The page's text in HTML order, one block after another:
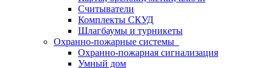
Считыватели
Комплекты СКУД
Шлагбаумы и турникеты
Охранно-пожарные системы
Охранно-пожарная сигнализация
Умный дом